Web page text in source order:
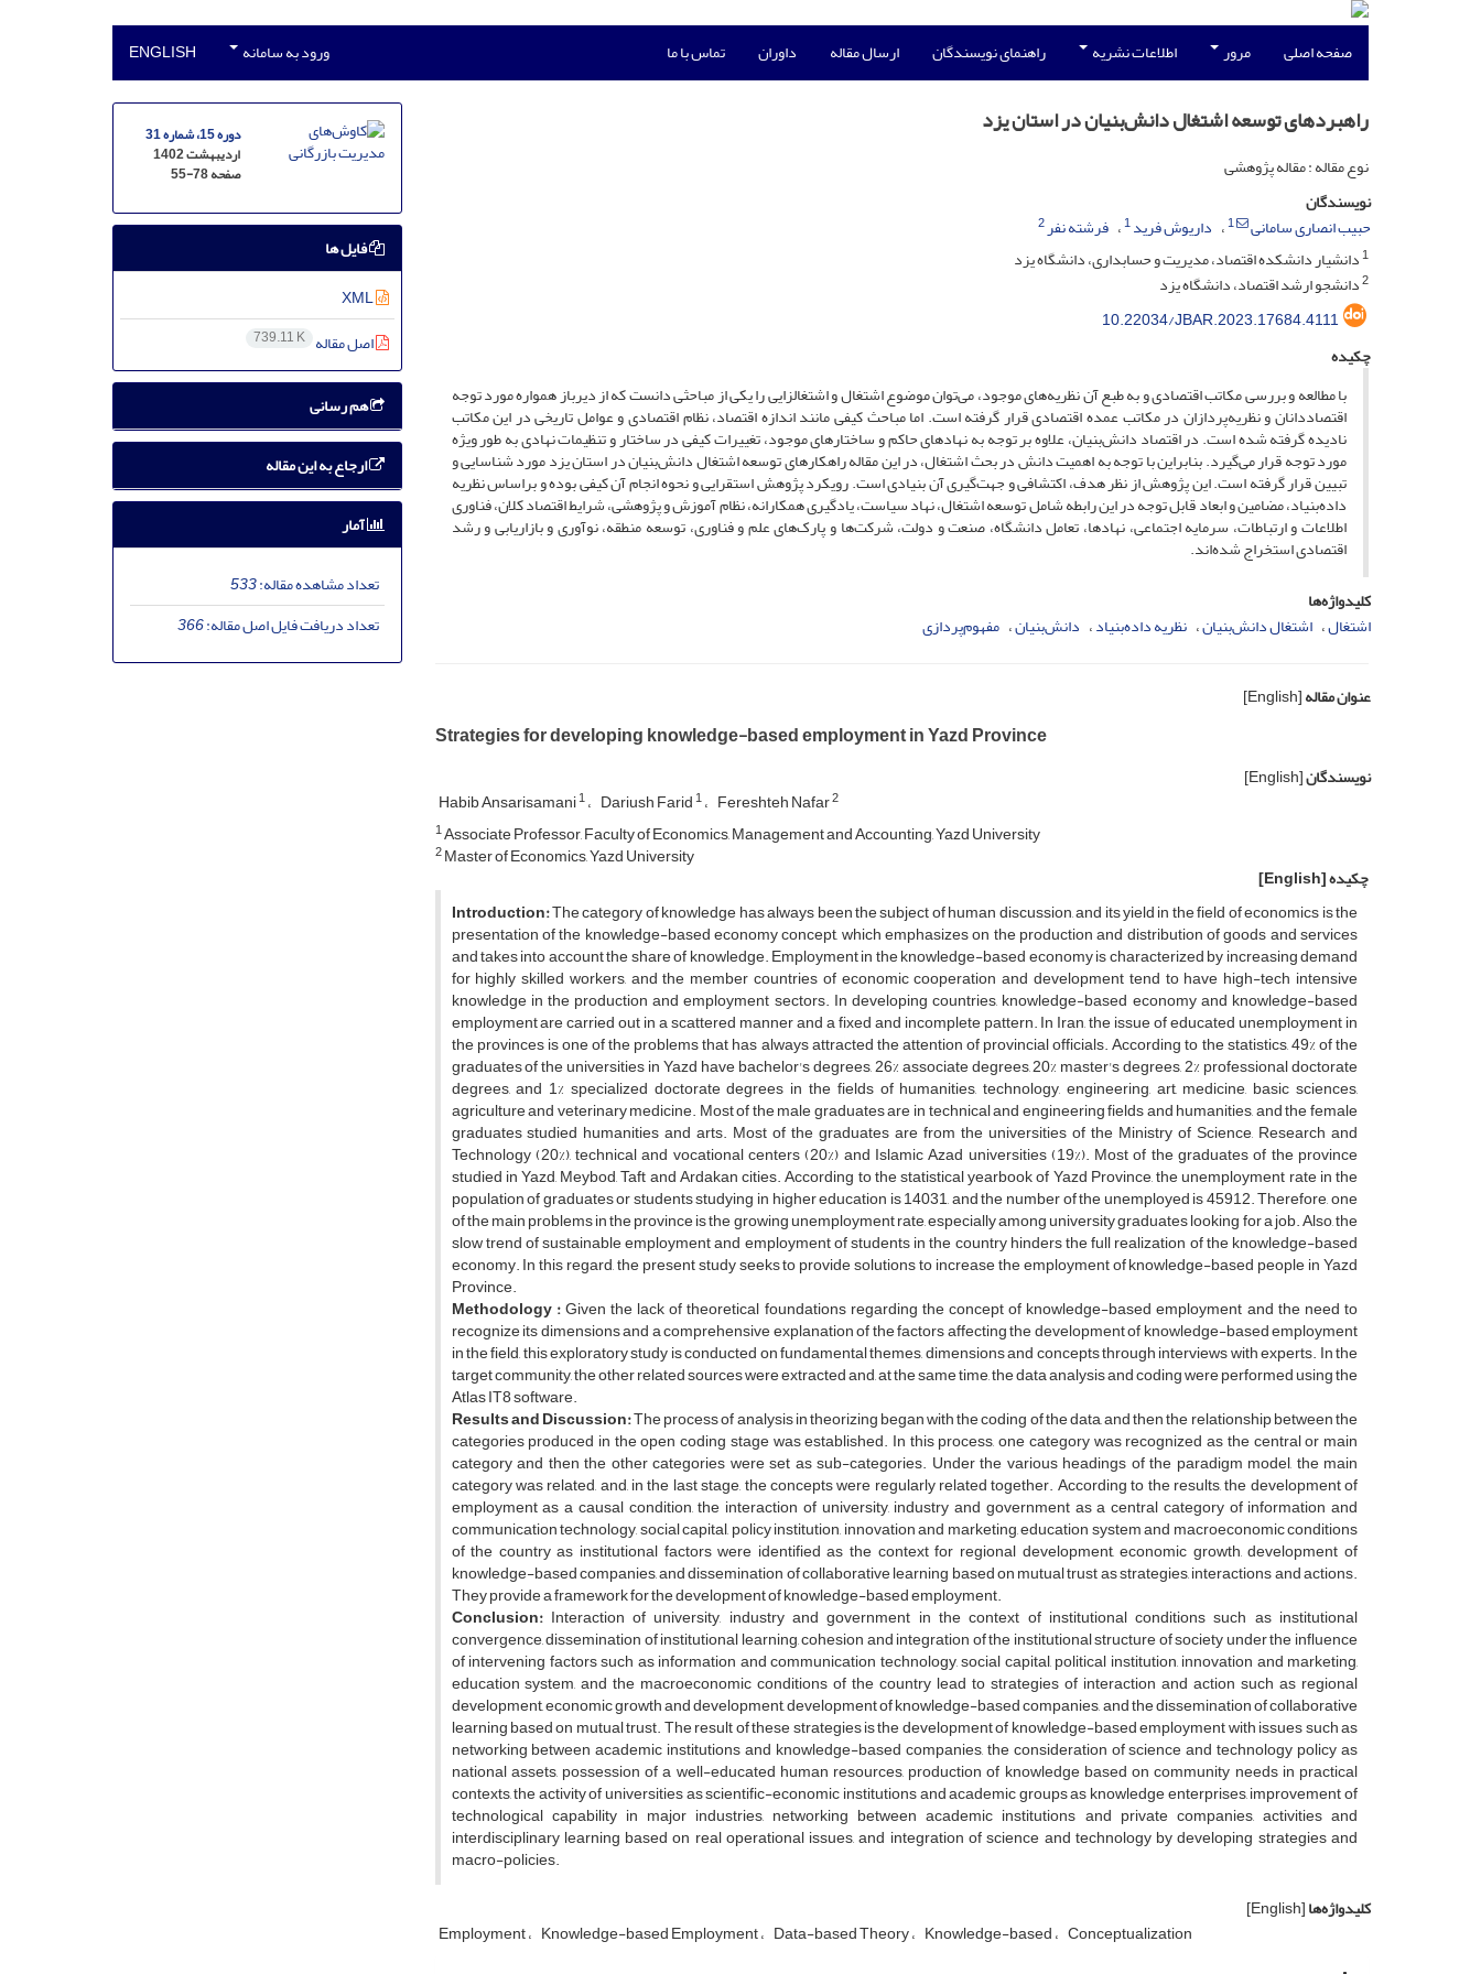
صفحه اصلی مرور اطلاعات نشریه راهنمای نویسندگان ارسال مقاله داوران تماس با ما ورود به سامانه ENGLISH
راهبردهای توسعه اشتغال دانش‌بنیان در استان یزد
نوع مقاله : مقاله پژوهشی
نویسندگان
حبیب انصاری سامانی
1 داریوش فرید1 فرشته نفر2
1دانشیار دانشکده اقتصاد، مدیریت و حسابداری، دانشگاه یزد
2دانشجو ارشد اقتصاد، دانشگاه یزد
10.22034/JBAR.2023.17684.4111
چکیده
با مطالعه و بررسی مکاتب اقتصادی و به طبع آن نظریه‌های موجود، می‌توان موضوع اشتغال و اشتغالزایی را یکی از مباحثی دانست که از دیرباز همواره مورد توجه
اقتصاددانان و نظریه‌پردازان در مکاتب عمده اقتصادی قرار گرفته است. اما مباحث کیفی مانند اندازه اقتصاد، نظام اقتصادی و عوامل تاریخی در این مکاتب
نادیده گرفته شده است. در اقتصاد دانش‌بنیان، علاوه بر توجه به نهادهای حاکم و ساختارهای موجود، تغییرات کیفی در ساختار و تنظیمات نهادی به طور ویژه
مورد توجه قرار می‌گیرد. بنابراین با توجه به اهمیت دانش در بحث اشتغال، در این مقاله راهکارهای توسعه اشتغال دانش‌بنیان در استان یزد مورد شناسایی و
تبیین قرار گرفته است. این پژوهش از نظر هدف، اکتشافی و جهت‌گیری آن بنیادی است. رویکرد پژوهش استقرایی و نحوه انجام آن کیفی بوده و براساس نظریه
داده‌بنیاد، مضامین و ابعاد قابل توجه در این رابطه شامل توسعه اشتغال، نهاد سیاست، یادگیری همکارانه، نظام آموزش و پژوهشی، شرایط اقتصاد کلان، فناوری
اطلاعات و ارتباطات، سرمایه اجتماعی، نهادها، تعامل دانشگاه، صنعت و دولت، شرکت‌ها و پارک‌های علم و فناوری، توسعه منطقه، نوآوری و بازاریابی و رشد
اقتصادی استخراج شده‌اند.
کلیدواژه‌ها
اشتغال اشتغال دانش‌بنیان نظریه داده‌بنیاد دانش‌بنیان مفهوم‌پردازی
عنوان مقاله[English]
Strategies for developing knowledge-based employment in Yazd Province
نویسندگان[English]
Habib Ansarisamani1 Dariush Farid1 Fereshteh Nafar2
1Associate Professor, Faculty of Economics, Management and Accounting, Yazd University
2Master of Economics, Yazd University
چکیده[English]
Introduction:The category of knowledge has always been the subject of human discussion, and its yield in the field of economics is the
presentation of the knowledge-based economy concept, which emphasizes on the production and distribution of goods and services
and takes into account the share of knowledge. Employment in the knowledge-based economy is characterized by increasing demand
for highly skilled workers, and the member countries of economic cooperation and development tend to have high-tech intensive
knowledge in the production and employment sectors. In developing countries, knowledge-based economy and knowledge-based
employment are carried out in a scattered manner and a fixed and incomplete pattern. In Iran, the issue of educated unemployment in
the provinces is one of the problems that has always attracted the attention of provincial officials. According to the statistics, 49% of the
graduates of the universities in Yazd have bachelor's degrees, 26% associate degrees, 20% master's degrees, 2% professional doctorate
degrees, and 1% specialized doctorate degrees in the fields of humanities, technology, engineering, art, medicine, basic sciences,
agriculture and veterinary medicine. Most of the male graduates are in technical and engineering fields and humanities, and the female
graduates studied humanities and arts. Most of the graduates are from the universities of the Ministry of Science, Research and
Technology (20%), technical and vocational centers (20%) and Islamic Azad universities (19%). Most of the graduates of the province
studied in Yazd, Meybod, Taft and Ardakan cities. According to the statistical yearbook of Yazd Province, the unemployment rate in the
population of graduates or students studying in higher education is 14031, and the number of the unemployed is 45912. Therefore, one
of the main problems in the province is the growing unemployment rate, especially among university graduates looking for a job. Also, the
slow trend of sustainable employment and employment of students in the country hinders the full realization of the knowledge-based
economy. In this regard, the present study seeks to provide solutions to increase the employment of knowledge-based people in Yazd
Province.
Methodology :Given the lack of theoretical foundations regarding the concept of knowledge-based employment and the need to
recognize its dimensions and a comprehensive explanation of the factors affecting the development of knowledge-based employment
in the field, this exploratory study is conducted on fundamental themes, dimensions and concepts through interviews with experts. In the
target community, the other related sources were extracted and, at the same time, the data analysis and coding were performed using the
Atlas IT8 software.
Results and Discussion:The process of analysis in theorizing began with the coding of the data, and then the relationship between the
categories produced in the open coding stage was established. In this process, one category was recognized as the central or main
category and then the other categories were set as sub-categories. Under the various headings of the paradigm model, the main
category was related, and, in the last stage, the concepts were regularly related together.According to the results, the development of
employment as a causal condition, the interaction of university, industry and government as a central category of information and
communication technology, social capital, policy institution, innovation and marketing, education system and macroeconomic conditions
of the country as institutional factors were identified as the context for regional development, economic growth, development of
knowledge-based companies, and dissemination of collaborative learning based on mutual trust as strategies, interactions and actions.
They provide a framework for the development of knowledge-based employment.
Conclusion: Interaction of university, industry and government in the context of institutional conditions such as institutional
convergence, dissemination of institutional learning, cohesion and integration of the institutional structure of society under the influence
of intervening factors such as information and communication technology, social capital, political institution, innovation and marketing,
education system, and the macroeconomic conditions of the country lead to strategies of interaction and action such as regional
development, economic growth and development, development of knowledge-based companies, and the dissemination of collaborative
learning based on mutual trust. The result of these strategies is the development of knowledge-based employment with issues such as
networking between academic institutions and knowledge-based companies, the consideration of science and technology policy as
national assets, possession of a well-educated human resources, production of knowledge based on community needs in practical
contexts, the activity of universities as scientific-economic institutions and academic groups as knowledge enterprises, improvement of
technological capability in major industries, networking between academic institutions and private companies, activities and
interdisciplinary learning based on real operational issues, and integration of science and technology by developing strategies and
macro-policies.
کلیدواژه‌ها[English]
Employment Knowledge-based Employment Data-based Theory Knowledge-based Conceptualization
دوره 15، شماره 31
اردیبهشت 1402
صفحه55-78
فایل ها
XML
اصل مقاله 739.11 K
هم رسانی
ارجاع به این مقاله
آمار
تعداد مشاهده مقاله:533
تعداد دریافت فایل اصل مقاله:366